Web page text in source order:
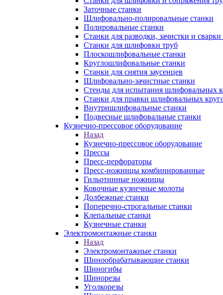
Заточные станки
Шлифовально-полировальные станки
Полировальные станки
Станки для разводки, зачистки и сварки
Станки для шлифовки труб
Плоскошлифовальные станки
Круглошлифовальные станки
Станки для снятия заусенцев
Шлифовально-зачистные станки
Стенды для испытания шлифовальных
Станки для правки шлифовальных
Внутришлифовальные станки
Подвесные шлифовальные станки
Кузнечно-прессовое оборудование
Назад
Кузнечно-прессовое оборудование
Прессы
Пресс-перфораторы
Пресс-ножницы комбинированные
Гильотинные ножницы
Ковочные кузнечные молоты
Долбежные станки
Поперечно-строгальные станки
Клепальные станки
Кузнечные станки
Электромонтажные станки
Назад
Электромонтажные станки
Шинообрабатывающие станки
Шиногибы
Шинорезы
Уголкорезы